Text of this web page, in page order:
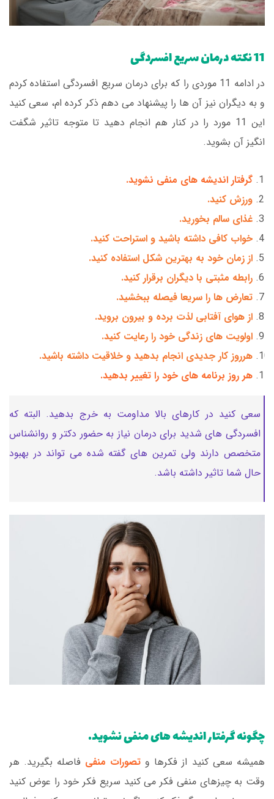
11 نکته درمان سریع افسردگی
در ادامه 11 موردی را که برای درمان سریع افسردگی استفاده کردم
و به دیگران نیز آن ها را پیشنهاد می دهم ذکر کرده ام، سعی کنید
این 11 مورد را در کنار هم انجام دهید تا متوجه تاثیر شگفت
انگیز آن بشوید.
گرفتار اندیشه های منفی نشوید.
ورزش کنید.
غذای سالم بخورید.
خواب کافی داشته باشید و استراحت کنید.
از زمان خود به بهترین شکل استفاده کنید.
رابطه مثبتی با دیگران برقرار کنید.
تعارض ها را سریعا فیصله ببخشید.
از هوای آفتابی لذت برده و بیرون بروید.
اولویت های زندگی خود را رعایت کنید.
هرروز کار جدیدی انجام بدهید و خلاقیت داشته باشید.
هر روز برنامه های خود را تغییر بدهید.
سعی کنید در کارهای بالا مداومت به خرج بدهید. البته که
افسردگی های شدید برای درمان نیاز به حضور دکتر و روانشناس
متخصص دارند ولی تمرین های گفته شده می تواند در بهبود
حال شما تاثیر داشته باشد.
چگونه گرفتار اندیشه های منفی نشوید.
همیشه سعی کنید از فکرها و تصورات منفی فاصله بگیرید. هر
وقت به چیزهای منفی فکر می کنید سریع فکر خود را عوض کنید